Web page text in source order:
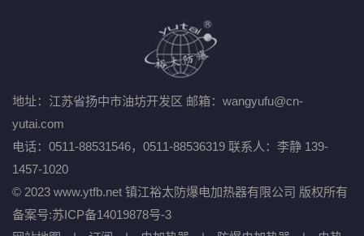
地址：江苏省扬中市油坊开发区 邮箱：wangyufu@cn-
yutai.com
电话：0511-88531546，0511-88536319 联系人：李静 139-
1457-1020
© 2023 www.ytfb.net 镇江裕太防爆电加热器有限公司 版权所有
备案号:苏ICP备14019878号-3